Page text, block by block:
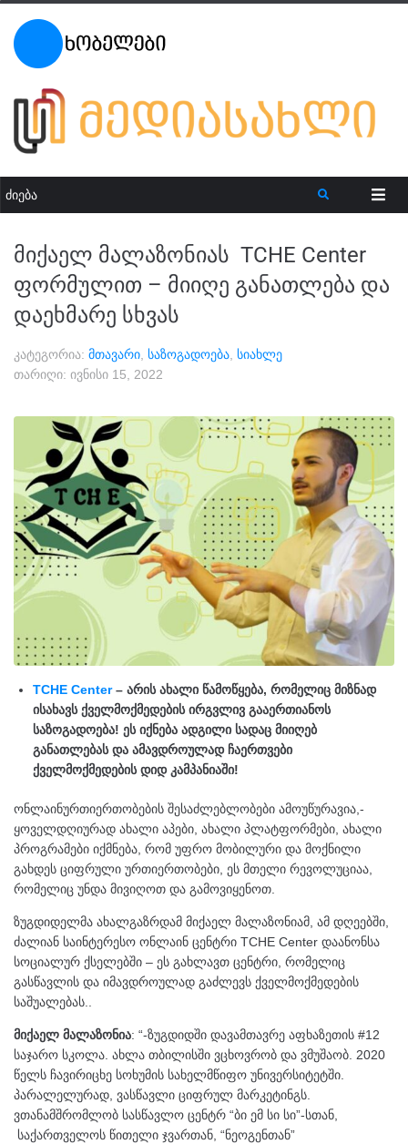
მიქაელ მალაზონიას TCHE Center
ფორმულით – მიიღე განათლება და
დაეხმარე სხვას
კატეგორია: მთავარი საზოგადოება სიახლე
თარიღი: ივნისი 15, 2022
TCHE Center– არის ახალი წამოწყება, რომელიც მიზნად
ისახავს ქველმოქმედების ირგვლივ გააერთიანოს
საზოგადოება! ეს იქნება ადგილი სადაც მიიღებ
განათლებას და ამავდროულად ჩაერთვები
ქველმოქმედების დიდ კამპანიაში!
ონლაინურთიერთობების შესაძლებლობები ამოუწურავია,-
ყოველდღიურად ახალი აპები, ახალი პლატფორმები, ახალი
პროგრამები იქმნება, რომ უფრო მობილური და მოქნილი
გახდეს ციფრული ურთიერთობები, ეს მთელი რევოლუციაა,
რომელიც უნდა მივიღოთ და გამოვიყენოთ.
ზუგდიდელმა ახალგაზრდამ მიქაელ მალაზონიამ, ამ დღეებში,
ძალიან საინტერესო ონლაინ ცენტრი TCHE Center დაანონსა
სოციალურ ქსელებში – ეს გახლავთ ცენტრი, რომელიც
გასწავლის და იმავდროულად გაძლევს ქველმოქმედების
საშუალებას..
მიქაელ მალაზონია: “-ზუგდიდში დავამთავრე აფხაზეთის #12
საჯარო სკოლა. ახლა თბილისში ვცხოვრობ და ვმუშაობ. 2020
წელს ჩავირიცხე სოხუმის სახელმწიფო უნივერსიტეტში.
პარალელურად, ვასწავლი ციფრულ მარკეტინგს.
ვთანამშრომლობ სასწავლო ცენტრ “ბი ემ სი სი”-სთან,
საქართველოს წითელი ჯვართან, “ნეოგენთან”